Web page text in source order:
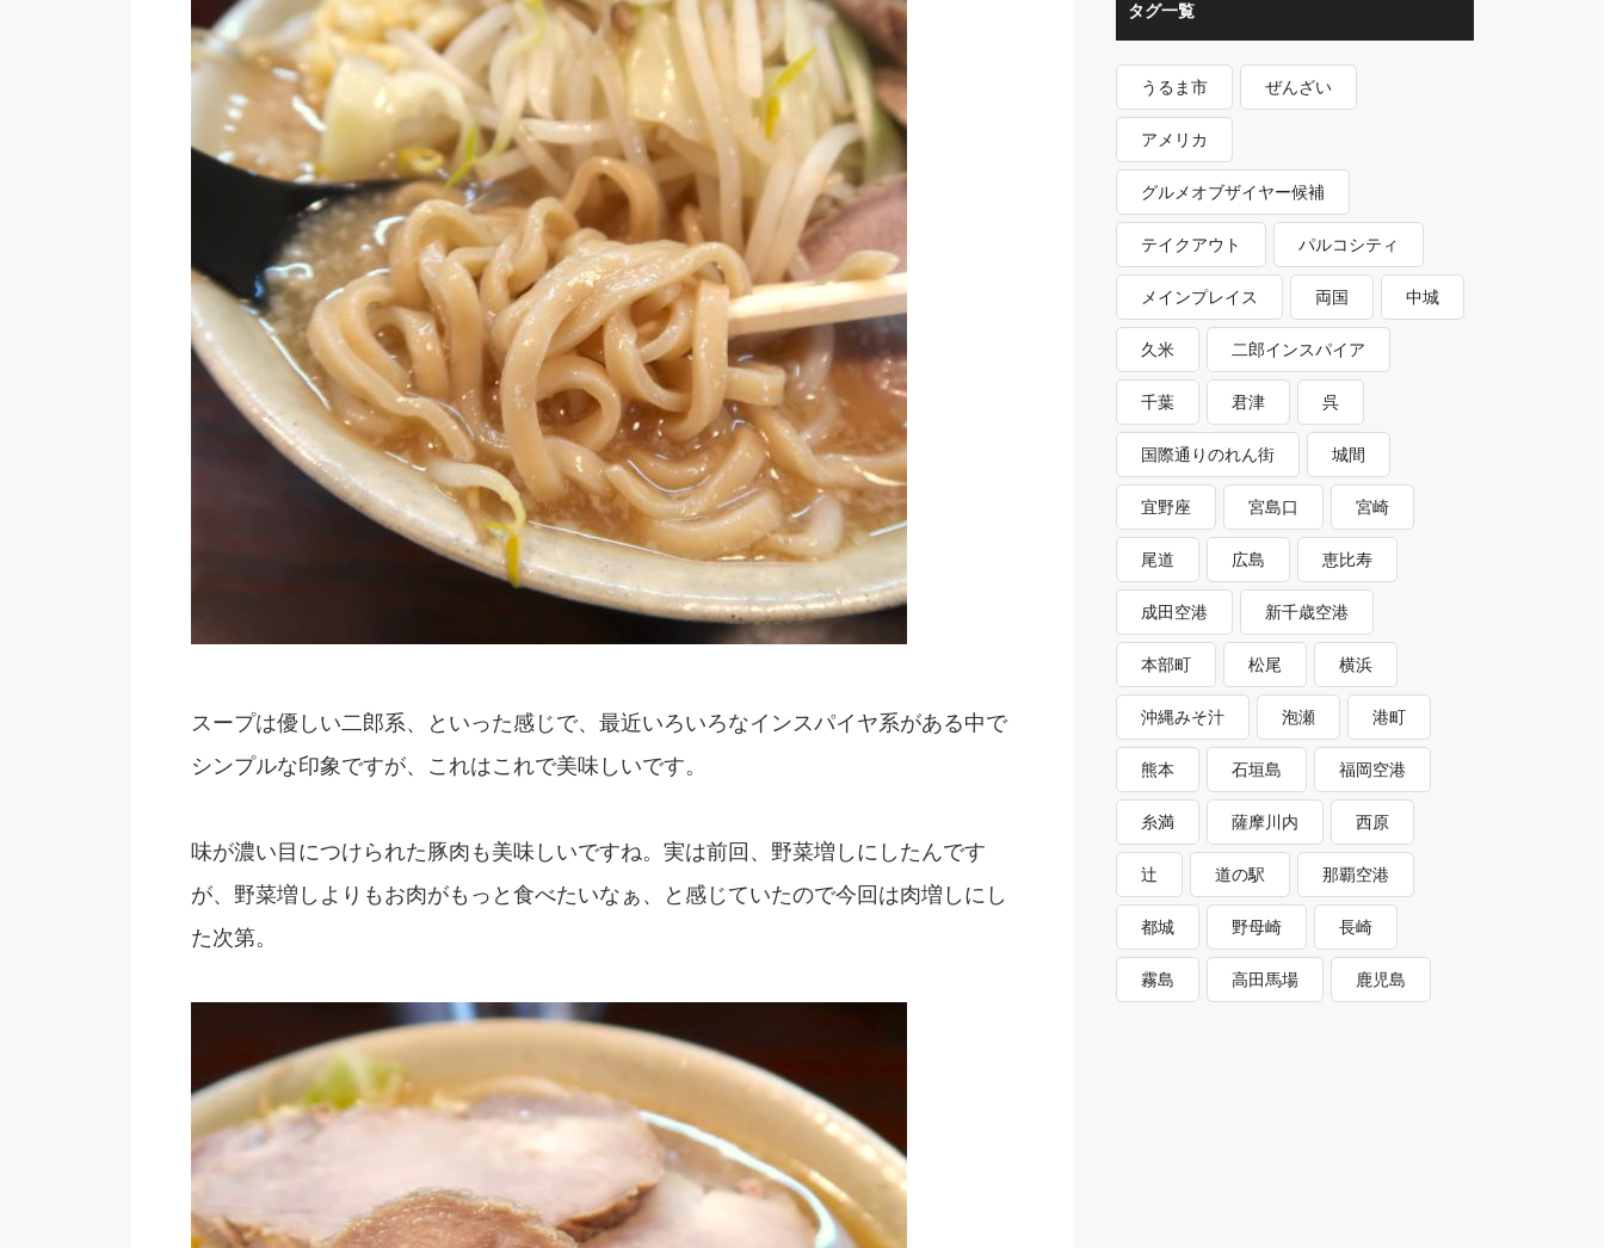
スープは優しい二郎系、といった感じで、最近いろいろなインスパイヤ系がある中で
シンプルな印象ですが、これはこれで美味しいです。
味が濃い目につけられた豚肉も美味しいですね。実は前回、野菜増しにしたんです
が、野菜増しよりもお肉がもっと食べたいなぁ、と感じていたので今回は肉増しにし
た次第。
タグ一覧
うるま市 ぜんざい
アメリカ
グルメオブザイヤー候補
テイクアウト パルコシティ
メインプレイス 両国 中城
久米 二郎インスパイア
千葉 君津 呉
国際通りのれん街 城間
宜野座 宮島口 宮崎
尾道 広島 恵比寿
成田空港 新千歳空港
本部町 松尾 横浜
沖縄みそ汁 泡瀬 港町
熊本 石垣島 福岡空港
糸満 薩摩川内 西原
辻 道の駅 那覇空港
都城 野母崎 長崎
霧島 高田馬場 鹿児島